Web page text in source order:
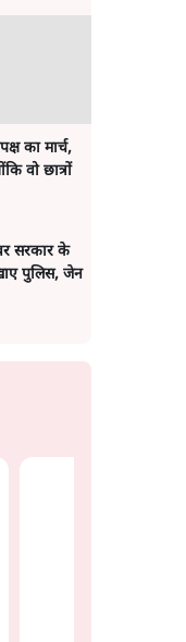
का मार्च,
वो छात्रों
सरकार के
पुलिस, जेन